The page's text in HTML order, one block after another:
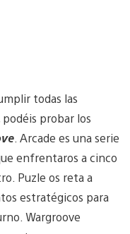
todas las
probar los
. Arcade es una serie
enfrentaros a cinco
Puzle os reta a
estratégicos para
Wargroove